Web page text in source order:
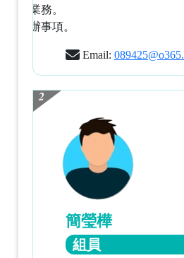
相關業務。
時交辦事項。
Email:
2
簡瑩樺
組員